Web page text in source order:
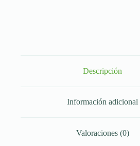
Descripción
Información adicional
Valoraciones (0)